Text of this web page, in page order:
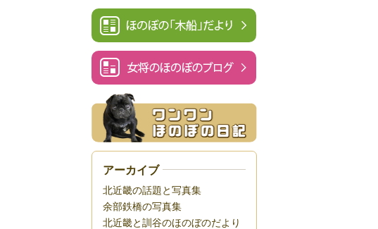
アーカイブ
北近畿の話題と写真集
余部鉄橋の写真集
北近畿と訓谷のほのぼのだより